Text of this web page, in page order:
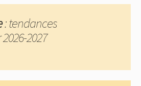
: tendances
2027